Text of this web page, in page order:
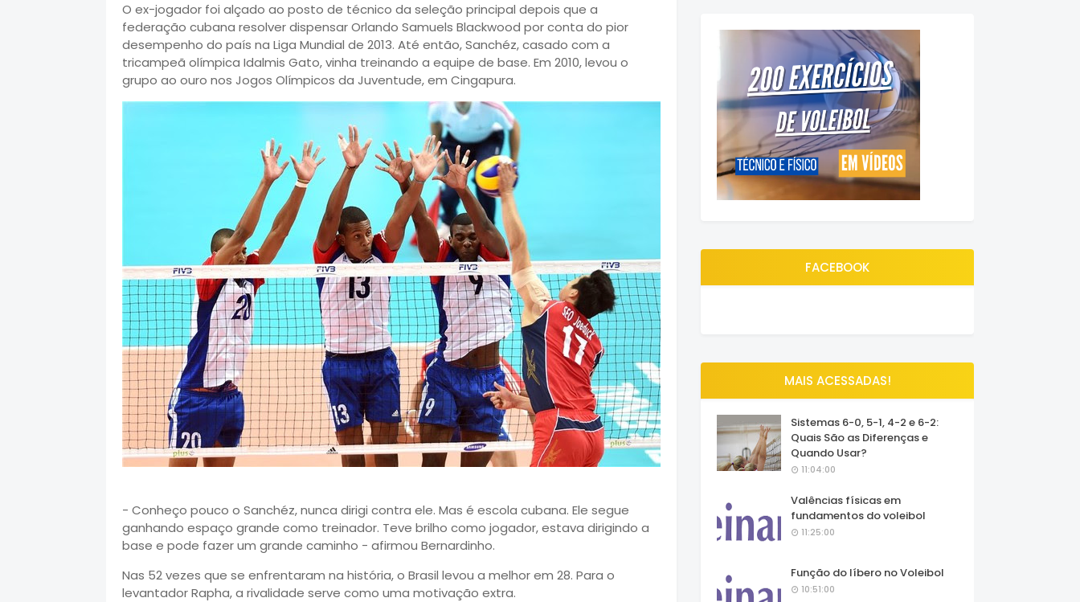
O ex-jogador foi alçado ao posto de técnico da seleção principal depois que a
federação cubana resolver dispensar Orlando Samuels Blackwood por conta do pior
desempenho do país na Liga Mundial de 2013. Até então, Sanchéz, casado com a
tricampeã olímpica Idalmis Gato, vinha treinando a equipe de base. Em 2010, levou o
grupo ao ouro nos Jogos Olímpicos da Juventude, em Cingapura.
- Conheço pouco o Sanchéz, nunca dirigi contra ele. Mas é escola cubana. Ele segue
ganhando espaço grande como treinador. Teve brilho como jogador, estava dirigindo a
base e pode fazer um grande caminho - afirmou Bernardinho.
Nas 52 vezes que se enfrentaram na história, o Brasil levou a melhor em 28. Para o
levantador Rapha, a rivalidade serve como uma motivação extra.
FACEBOOK
MAIS ACESSADAS!
Sistemas 6-0, 5-1, 4-2 e 6-2:
Quais São as Diferenças e
Quando Usar?
11:04:00
Valências físicas em
fundamentos do voleibol
11:25:00
Função do líbero no Voleibol
10:51:00